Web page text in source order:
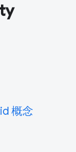
概念